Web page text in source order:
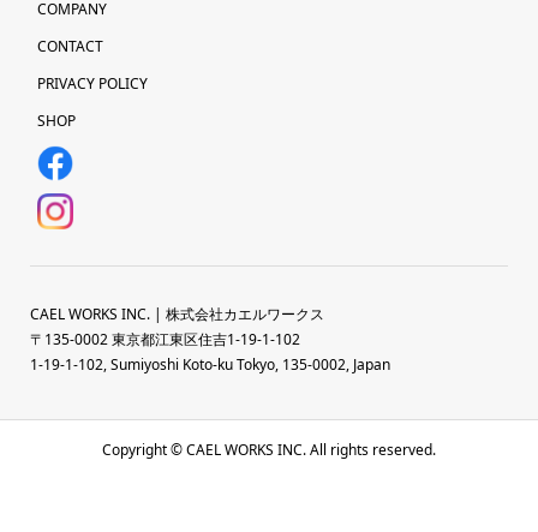
COMPANY
CONTACT
PRIVACY POLICY
SHOP
CAEL WORKS INC. | 株式会社カエルワークス
〒135-0002 東京都江東区住吉1-19-1-102
1-19-1-102, Sumiyoshi Koto-ku Tokyo, 135-0002, Japan
Copyright © CAEL WORKS INC. All rights reserved.